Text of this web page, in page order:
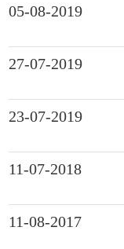
05-08-2019
27-07-2019
23-07-2019
11-07-2018
11-08-2017